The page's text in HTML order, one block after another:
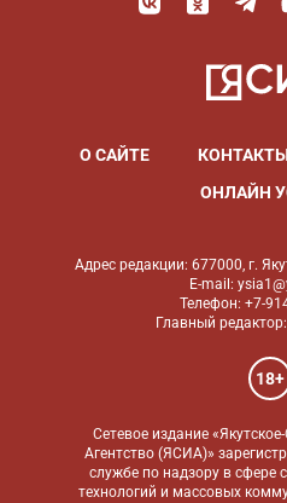
О САЙТЕ
ОНЛАЙН
Адрес редакции: 677000, г.
E-mail:
Телефон: +7-
Главный
18+
Сетевое издание
Агентство (ЯСИА)»
службе по надзору в сфере
технологий и массовых